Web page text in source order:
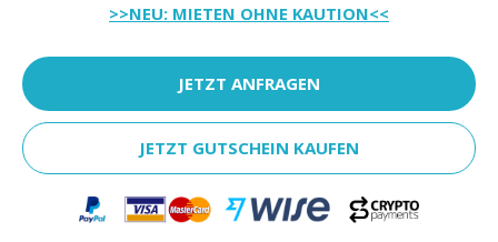
>>NEU: MIETEN OHNE KAUTION<<
JETZT ANFRAGEN
JETZT GUTSCHEIN KAUFEN